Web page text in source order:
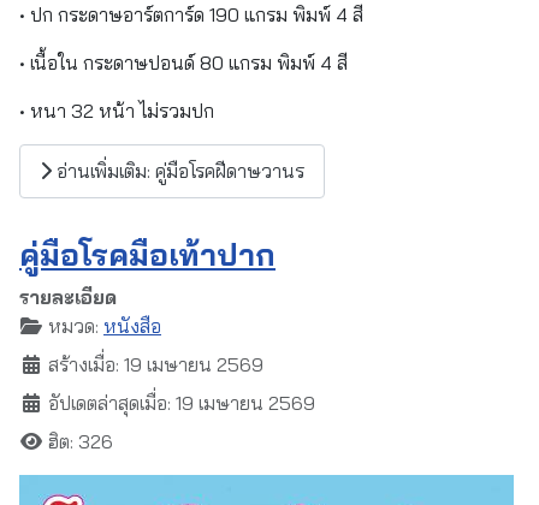
• ปก กระดาษอาร์ตการ์ด 190 แกรม พิมพ์ 4 สี
• เนื้อใน กระดาษปอนด์ 80 แกรม พิมพ์ 4 สี
• หนา 32 หน้า ไม่รวมปก
อ่านเพิ่มเติม: คู่มือโรคฝีดาษวานร
คู่มือโรคมือเท้าปาก
รายละเอียด
หมวด: หนังสือ
สร้างเมื่อ: 19 เมษายน 2569
อัปเดตล่าสุดเมื่อ: 19 เมษายน 2569
ฮิต: 326